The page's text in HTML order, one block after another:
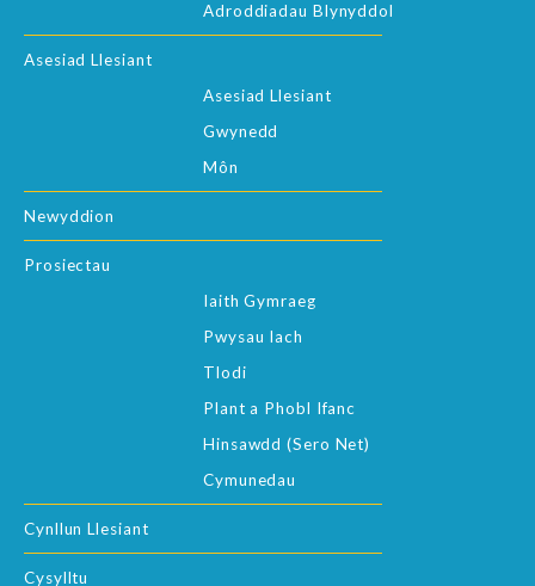
Adroddiadau Blynyddol
Asesiad Llesiant
Asesiad Llesiant
Gwynedd
Môn
Newyddion
Prosiectau
Iaith Gymraeg
Pwysau Iach
Tlodi
Plant a Phobl Ifanc
Hinsawdd (Sero Net)
Cymunedau
Cynllun Llesiant
Cysylltu